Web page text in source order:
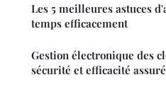
Les 5 meilleures astuces
temps efficacement
Gestion électronique des
sécurité et efficacité